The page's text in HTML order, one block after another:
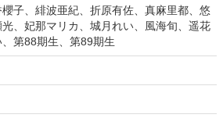
子、緋波亜紀、折原有佐、真麻里都、悠
、妃那マリカ、城月れい、風海旬、遥花
第88期生、第89期生